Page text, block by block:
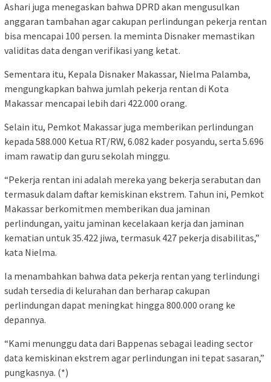
Ashari juga menegaskan bahwa DPRD akan mengusulkan
anggaran tambahan agar cakupan perlindungan pekerja rentan
bisa mencapai 100 persen. Ia meminta Disnaker memastikan
validitas data dengan verifikasi yang ketat.
Sementara itu, Kepala Disnaker Makassar, Nielma Palamba,
mengungkapkan bahwa jumlah pekerja rentan di Kota
Makassar mencapai lebih dari 422.000 orang.
Selain itu, Pemkot Makassar juga memberikan perlindungan
kepada 588.000 Ketua RT/RW, 6.082 kader posyandu, serta 5.696
imam rawatip dan guru sekolah minggu.
“Pekerja rentan ini adalah mereka yang bekerja serabutan dan
termasuk dalam daftar kemiskinan ekstrem. Tahun ini, Pemkot
Makassar berkomitmen memberikan dua jaminan
perlindungan, yaitu jaminan kecelakaan kerja dan jaminan
kematian untuk 35.422 jiwa, termasuk 427 pekerja disabilitas,”
kata Nielma.
Ia menambahkan bahwa data pekerja rentan yang terlindungi
sudah tersedia di kelurahan dan berharap cakupan
perlindungan dapat meningkat hingga 800.000 orang ke
depannya.
“Kami menunggu data dari Bappenas sebagai leading sector
data kemiskinan ekstrem agar perlindungan ini tepat sasaran,”
pungkasnya. (*)